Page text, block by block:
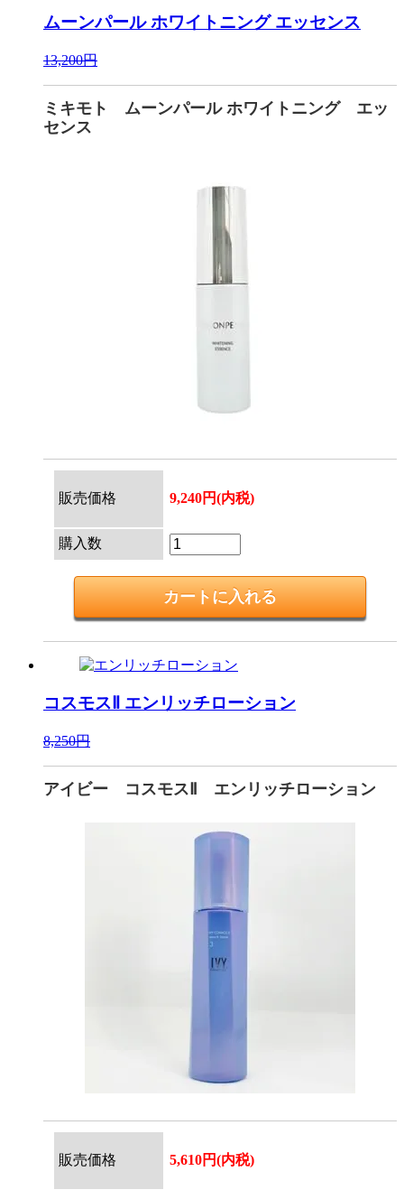
ムーンパール ホワイトニング エッセンス
13,200円
ミキモト ムーンパール ホワイトニング エッ
センス
販売価格 9,240円(内税)
購入数
コスモスⅡ エンリッチローション
8,250円
アイビー コスモスⅡ エンリッチローション
販売価格 5,610円(内税)